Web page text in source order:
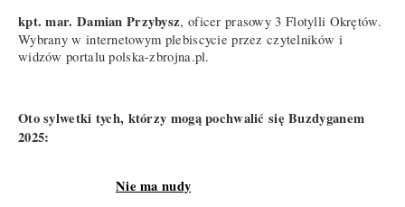
kpt. mar. Damian Przybysz, oficer prasowy 3 Flotylli Okrętów.
Wybrany w internetowym plebiscycie przez czytelników i
widzów portalu polska-zbrojna.pl.
Oto sylwetki tych, którzy mogą pochwalić się Buzdyganem
2025:
Nie ma nudy